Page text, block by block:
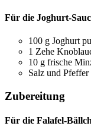
Für die Joghurt-
100 g Joghurt
1 Zehe
10 g frische
Salz und Pfeffer
Zubereitung
Für die Falafel-